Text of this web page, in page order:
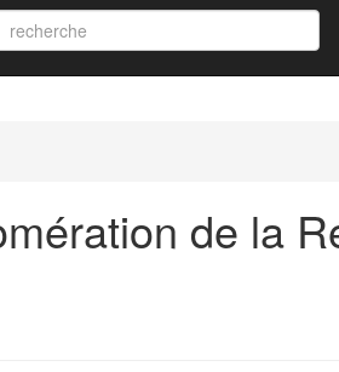
de la